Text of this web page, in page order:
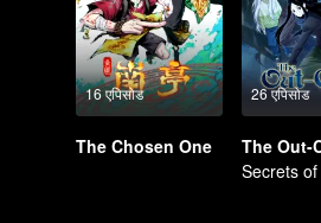
16 एपिसोड
The Chosen One
26 एपिसोड
The Out-